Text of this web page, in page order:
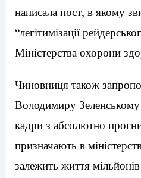
написала пост, в якому
“легітимізації
Міністерства охорони
Чиновниця також
Володимиру
кадри з абсолютно
призначають в
залежить життя мільйонів